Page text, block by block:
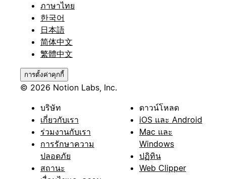
ภาษาไทย
한국어
日本語
简体中文
繁體中文
การตั้งค่าคุกกี้
© 2026 Notion Labs, Inc.
บริษัท
เกี่ยวกับเรา
ร่วมงานกับเรา
การรักษาความ
ปลอดภัย
สถานะ
ดาวน์โหลด
iOS และ Android
Mac และ
Windows
ปฏิทิน
Web Clipper